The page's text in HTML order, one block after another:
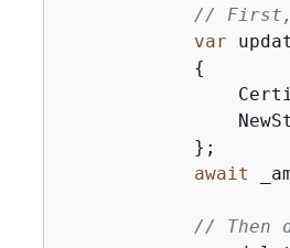
// First,
var
{
            };
await
// Then